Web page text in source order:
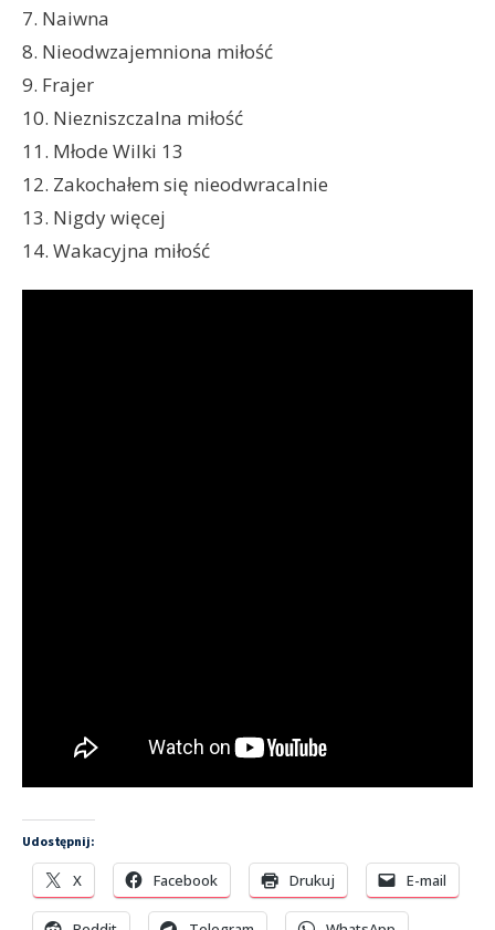
7. Naiwna
8. Nieodwzajemniona miłość
9. Frajer
10. Niezniszczalna miłość
11. Młode Wilki 13
12. Zakochałem się nieodwracalnie
13. Nigdy więcej
14. Wakacyjna miłość
Udostępnij:
X Facebook Drukuj E-mail